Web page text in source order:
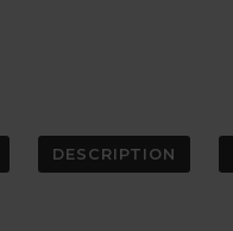
DESCRIPTION